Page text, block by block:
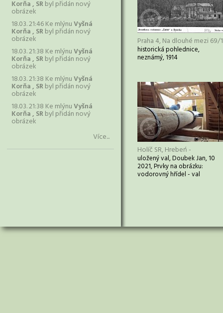
Korňa , SRbyl přidán nový
obrázek
18.03. 21:46 Ke mlýnuVyšná
Korňa , SRbyl přidán nový
obrázek
18.03. 21:38 Ke mlýnuVyšná
Korňa , SRbyl přidán nový
obrázek
18.03. 21:38 Ke mlýnuVyšná
Korňa , SRbyl přidán nový
obrázek
18.03. 21:38 Ke mlýnuVyšná
Korňa , SRbyl přidán nový
obrázek
Více...
Praha 4, Na dlouhé mezi 69/
historická pohlednice,
neznámý, 1914
Holíč SR, Hrebeń -
uložený val, Doubek Jan, 10
2021, Prvky na obrázku:
vodorovný hřídel - val